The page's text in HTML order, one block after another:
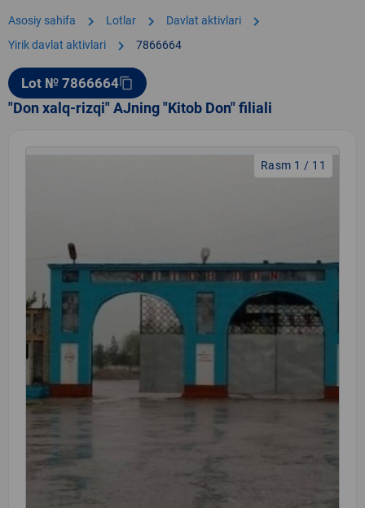
Asosiy sahifa chevron_right Lotlar chevron_right Davlat aktivlari chevron_right
Yirik davlat aktivlari chevron_right 7866664
Lot № 7866664content_copy
"Don xalq-rizqi" AJning "Kitob Don" filiali
Rasm 1 / 11